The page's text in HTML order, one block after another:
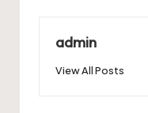
admin
View All Posts